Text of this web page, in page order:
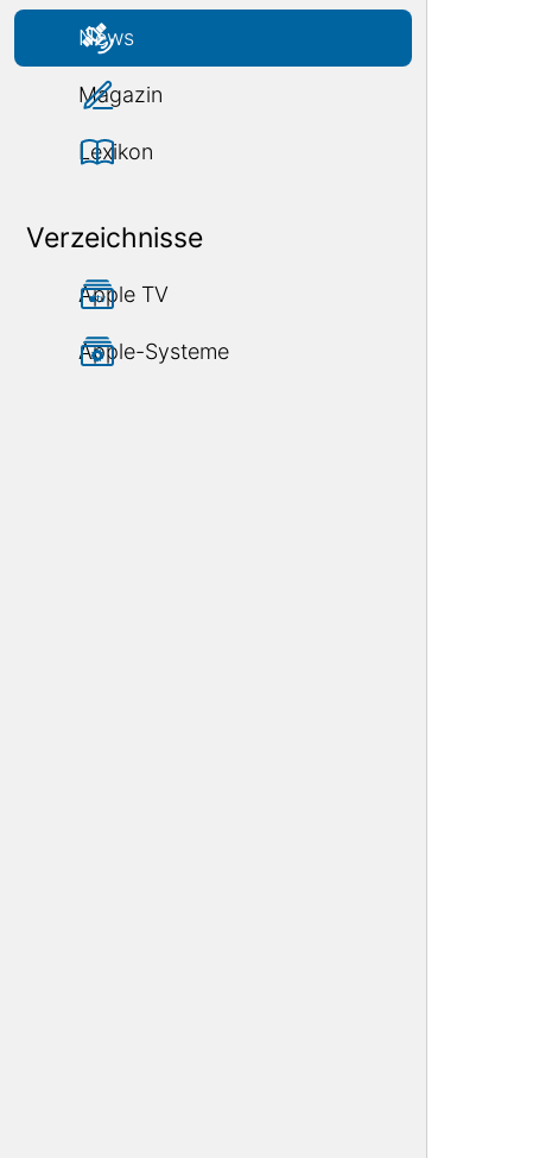
News
Magazin
Lexikon
Verzeichnisse
Apple TV
Apple-Systeme